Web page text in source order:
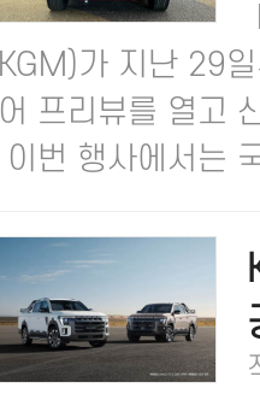
KGM)가 지난 29
어 프리뷰를 열고
이번 행사에서는